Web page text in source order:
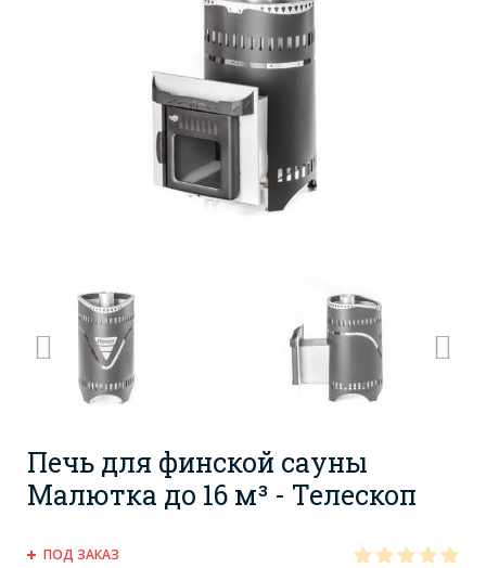
Печь для финской сауны
Малютка до 16 м³ - Телескоп
ПОД ЗАКАЗ